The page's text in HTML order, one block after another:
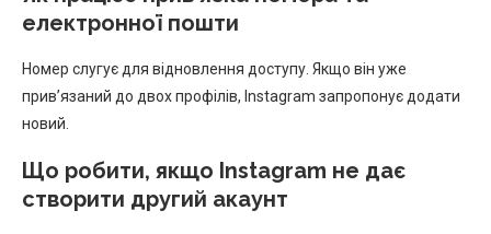
електронної пошти
Номер слугує для відновлення доступу. Якщо він уже
прив’язаний до двох профілів, Instagram запропонує додати
новий.
Що робити, якщо Instagram не дає
створити другий акаунт